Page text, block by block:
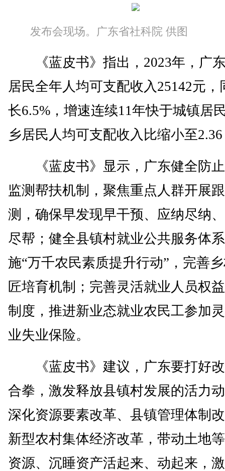
发布会现场。广东省社科院 供图
《蓝皮书》指出，2023年，广
居民全年人均可支配收入25142元，
长6.5%，增速连续11年快于城镇居
乡居民人均可支配收入比缩小至
《蓝皮书》显示，广东健全防
监测帮扶机制，聚焦重点人群开展
测，确保早发现早干预、应纳尽纳
尽帮；健全县镇村就业公共服务体
施“万千农民素质提升行动”，完善
匠培育机制；完善灵活就业人员权
制度，推进新业态就业农民工参加
业失业保险。
《蓝皮书》建议，广东要打好
合拳，激发释放县镇村发展的活力
深化资源要素改革、县镇管理体制
新型农村集体经济改革，带动土地
资源、沉睡资产活起来、动起来，